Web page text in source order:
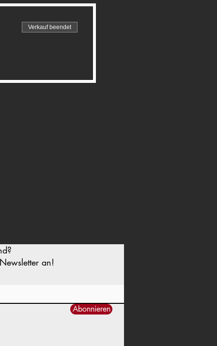
Verkauf beendet
an!
Abonnieren